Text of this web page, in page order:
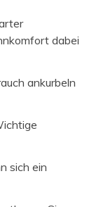
dabei
ankurbeln
sich ein